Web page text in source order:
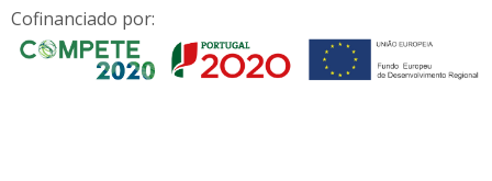
Cofinanciado por: